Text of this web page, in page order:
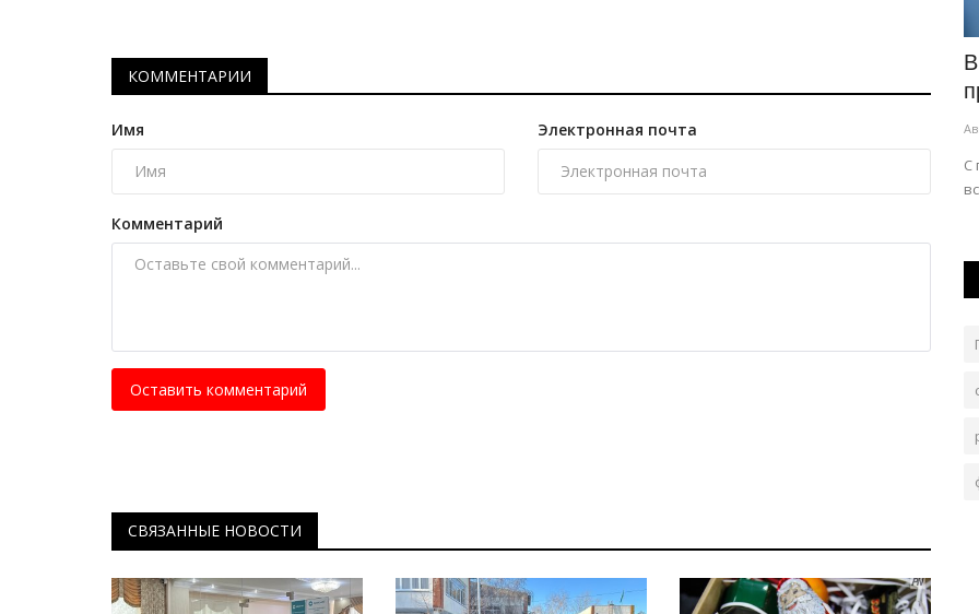
КОММЕНТАРИИ
Имя Электронная почта
Комментарий
Оставить комментарий
СВЯЗАННЫЕ НОВОСТИ
Машины времени
Апрель 27, 2024 0 34536
Это место заставит дрогнуть не одно сердце, если в
прививочный контроль
Авг 6, 2026 0 102
С помощью вакцин эпидемиологи предупреждают
вспышки кори и коклюша.